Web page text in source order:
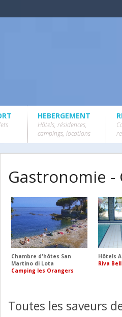
HEBERGEMENT
Hôtels, résidences,
campings, locations
Gastronomie
Chambre d'hôtes San
Martino di Lota
Camping les Orangers
Hôtels
Riva
Toutes les saveurs